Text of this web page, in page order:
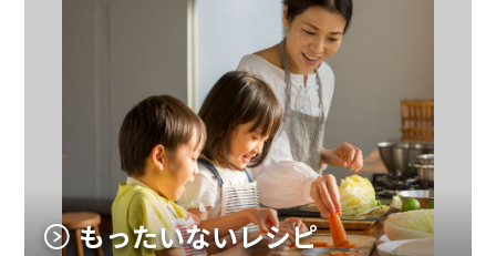
もったいないレシピ